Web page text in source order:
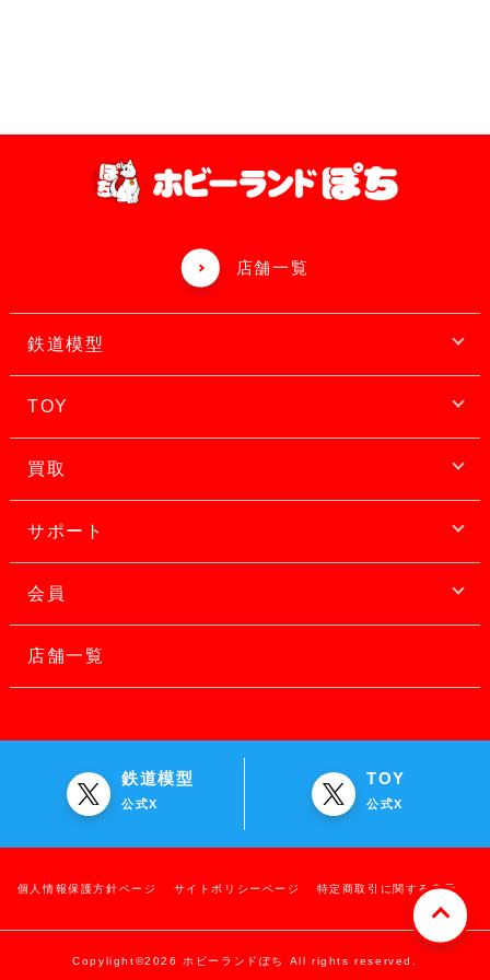
店舗一覧
鉄道模型
TOY
買取
サポート
会員
店舗一覧
鉄道模型
公式X
TOY
公式X
個人情報保護方針ページ サイトポリシーページ 特定商取引に関する表示
Copylight©2026 ホビーランドぽち All rights reserved.